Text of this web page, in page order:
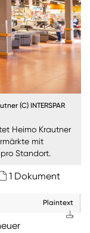
tragen Sie
ein
nicht für
(C) INTERSPAR
Heimo Krautner
mit
Standort.
1 Dokument
Plaintext